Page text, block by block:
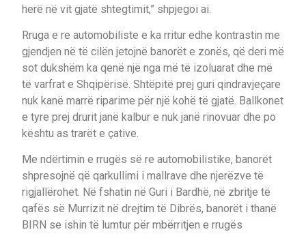
herë në vit gjatë shtegtimit,” shpjegoi ai.
Rruga e re automobiliste e ka rritur edhe kontrastin me
gjendjen në të cilën jetojnë banorët e zonës, që deri më
sot dukshëm ka qenë një nga më të izoluarat dhe më
të varfrat e Shqipërisë. Shtëpitë prej guri qindravjeçare
nuk kanë marrë riparime për një kohë të gjatë. Ballkonet
e tyre prej drurit janë kalbur e nuk janë rinovuar dhe po
kështu as trarët e çative.
Me ndërtimin e rrugës së re automobilistike, banorët
shpresojnë që qarkullimi i mallrave dhe njerëzve të
rigjallërohet. Në fshatin në Guri i Bardhë, në zbritje të
qafës së Murrizit në drejtim të Dibrës, banorët i thanë
BIRN se ishin të lumtur për mbërritjen e rrugës